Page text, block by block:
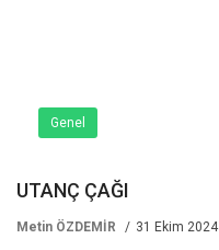
Genel
UTANÇ ÇAĞI
Metin ÖZDEMİR 31 Ekim 2024